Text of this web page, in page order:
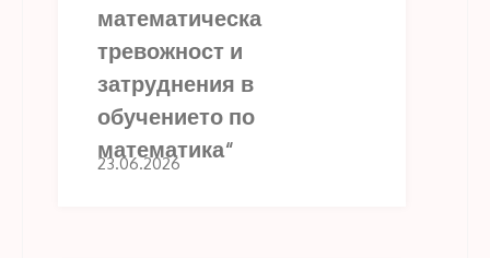
математическа
тревожност и
затруднения в
обучението по
математика“
23.06.2026